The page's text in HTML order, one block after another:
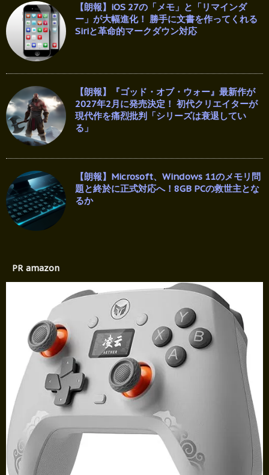
【朗報】iOS 27の「メモ」と「リマインダ
ー」が大幅進化！ 勝手に文書を作ってくれる
Siriと革命的マークダウン対応
【朗報】『ゴッド・オブ・ウォー』最新作が
2027年2月に発売決定！ 初代クリエイターが
現代作を痛烈批判「シリーズは衰退してい
る」
【朗報】Microsoft、Windows 11のメモリ問
題と終於に正式対応へ！8GB PCの救世主とな
るか
PR amazon